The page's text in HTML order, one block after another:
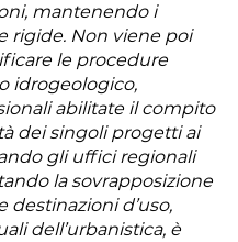
mantenendo i
rigide. Non viene poi
le procedure
idrogeologico,
abilitate il compito
dei singoli progetti ai
gli uffici regionali
la sovrapposizione
d’uso,
dell’urbanistica, è